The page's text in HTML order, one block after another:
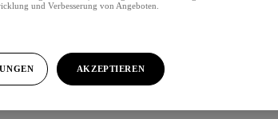
und Verbesserung von Angeboten.
AKZEPTIEREN